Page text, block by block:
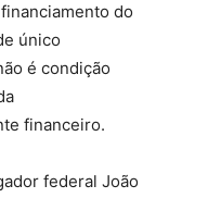
do
único
é condição
financeiro.
federal João